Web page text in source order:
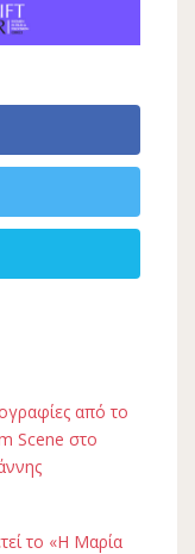
από το
Scene στο
το «Η Μαρία